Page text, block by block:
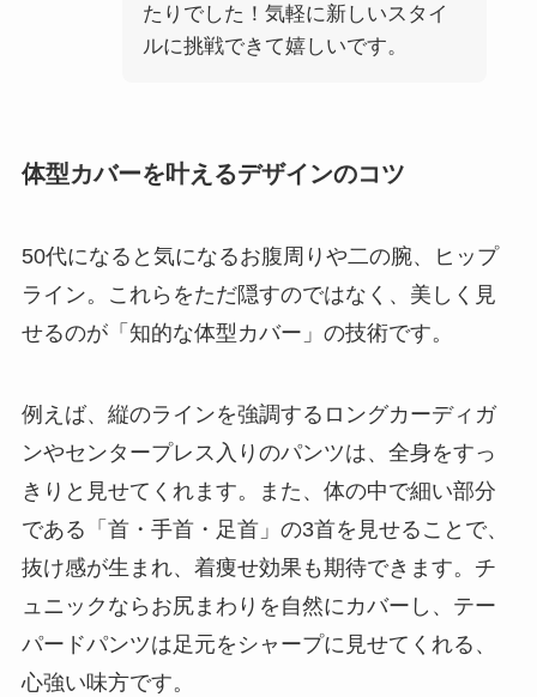
たりでした！気軽に新しいスタイ
ルに挑戦できて嬉しいです。
体型カバーを叶えるデザインのコツ
50代になると気になるお腹周りや二の腕、ヒップ
ライン。これらをただ隠すのではなく、美しく見
せるのが「知的な体型カバー」の技術です。
例えば、縦のラインを強調する ロングカーディガ
ンやセンタープレス入りのパンツは、全身をすっ
きりと見せてくれます。また、体の中で細い部分
である「首・手首・足首」の3首を見せることで、
抜け感が生まれ、着痩せ効果も期待できます。チ
ュニックならお尻まわりを自然にカバーし、テー
パードパンツは足元をシャープに見せてくれる、
心強い味方です。